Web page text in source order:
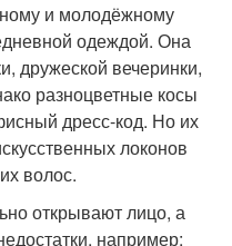
и молодёжному
одеждой. Она
дружеской вечеринки,
разноцветные косы
дресс-код. Но их
локонов
волос.
открывают лицо, а
например: